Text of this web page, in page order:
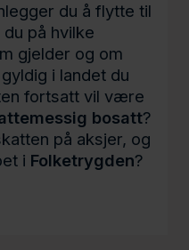
du å flytte til
på hvilke
gjelder og om
i landet du
fortsatt vil være
bosatt?
på aksjer, og
i Folketrygden?